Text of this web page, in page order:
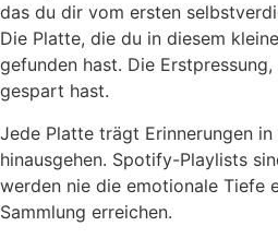
das du dir vom ersten
Die Platte, die du in diesem
gefunden hast. Die
gespart hast.
Jede Platte trägt Erinnerungen
hinausgehen. Spotify-Playlists
werden nie die emotionale Tiefe
Sammlung erreichen.